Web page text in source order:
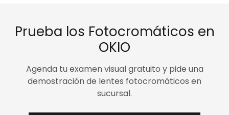
Prueba los Fotocromáticos en
OKIO
Agenda tu examen visual gratuito y pide una
demostración de lentes fotocromáticos en
sucursal.